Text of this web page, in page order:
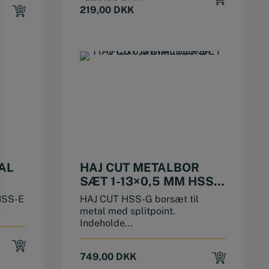
219,00 DKK
E
HAJ CUT METALBOR
SÆT 1-13×0,5 MM HSS-
G
HAJ CUT HSS-G borsæt til
metal med splitpoint.
Indeholde...
749,00 DKK